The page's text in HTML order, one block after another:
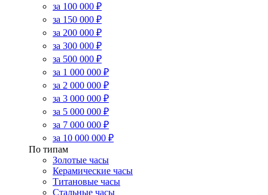
за 100 000 ₽
за 150 000 ₽
за 200 000 ₽
за 300 000 ₽
за 500 000 ₽
за 1 000 000 ₽
за 2 000 000 ₽
за 3 000 000 ₽
за 5 000 000 ₽
за 7 000 000 ₽
за 10 000 000 ₽
По типам
Золотые часы
Керамические часы
Титановые часы
Стальные часы